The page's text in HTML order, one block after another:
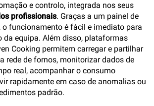
e controlo, integrada nos seus
profissionais. Graças a um painel de
funcionamento é fácil e imediato para
da equipa. Além disso, plataformas
Cooking permitem carregar e partilhar
rede de fornos, monitorizar dados de
real, acompanhar o consumo
rapidamente em caso de anomalias ou
padrão.